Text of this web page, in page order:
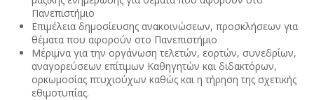
Πανεπιστήμιο
Επιμέλεια δημοσίευσης ανακοινώσεων, προσκλήσεων για
θέματα που αφορούν στο Πανεπιστήμιο
Μέριμνα για την οργάνωση τελετών, εορτών, συνεδρίων,
αναγορεύσεων επίτιμων Καθηγητών και διδακτόρων,
ορκωμοσίας πτυχιούχων καθώς και η τήρηση της σχετικής
εθιμοτυπίας.